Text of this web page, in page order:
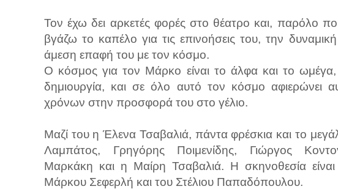
Τον έχω δει αρκετές φορές στο θέατρο και, παρόλο
βγάζω το καπέλο για τις επινοήσεις του, την
άμεση επαφή του με τον κόσμο.
Ο κόσμος για τον Μάρκο είναι το άλφα και το ωμέγα,
δημιουργία, και σε όλο αυτό τον κόσμο αφιερώνει
χρόνων στην προσφορά του στο γέλιο.
Μαζί του η Έλενα Τσαβαλιά, πάντα φρέσκια και το
Λαμπάτος, Γρηγόρης Ποιμενίδης, Γιώργος
Μαρκάκη και η Μαίρη Τσαβαλιά. Η σκηνοθεσία
Μάρκου Σεφερλή και του Στέλιου Παπαδόπουλου.